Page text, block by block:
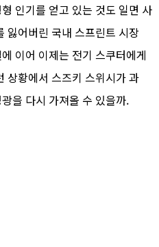
인기를 얻고 있는 것도 일면 사
잃어버린 국내 스프린트 시장
이어 이제는 전기 스쿠터에게
상황에서 스즈키 스위시가 과
을 다시 가져올 수 있을까.